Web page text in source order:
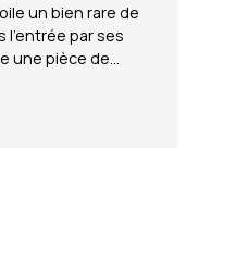
un bien rare de
l'entrée par ses
une pièce de
pour le
d'une vue
le parc des